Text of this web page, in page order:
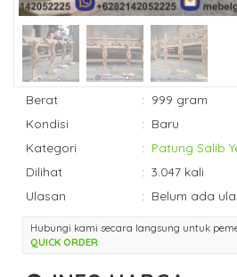
Berat : 999 gram
Kondisi
: Baru
Kategori
: Patung Salib
Dilihat
: 3.047 kali
Ulasan
: Belum ada
Hubungi kami secara langsung untuk
QUICK ORDER